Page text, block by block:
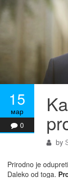
15
мар
0
by
Prirodno je
Daleko od toga.